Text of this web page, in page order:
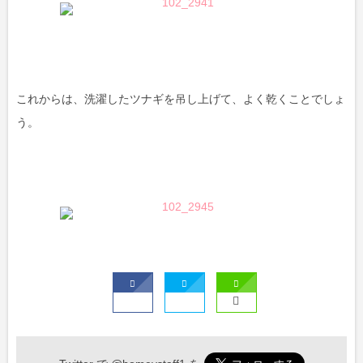
これからは、洗濯したツナギを吊し上げて、よく乾くことでしょ
う。